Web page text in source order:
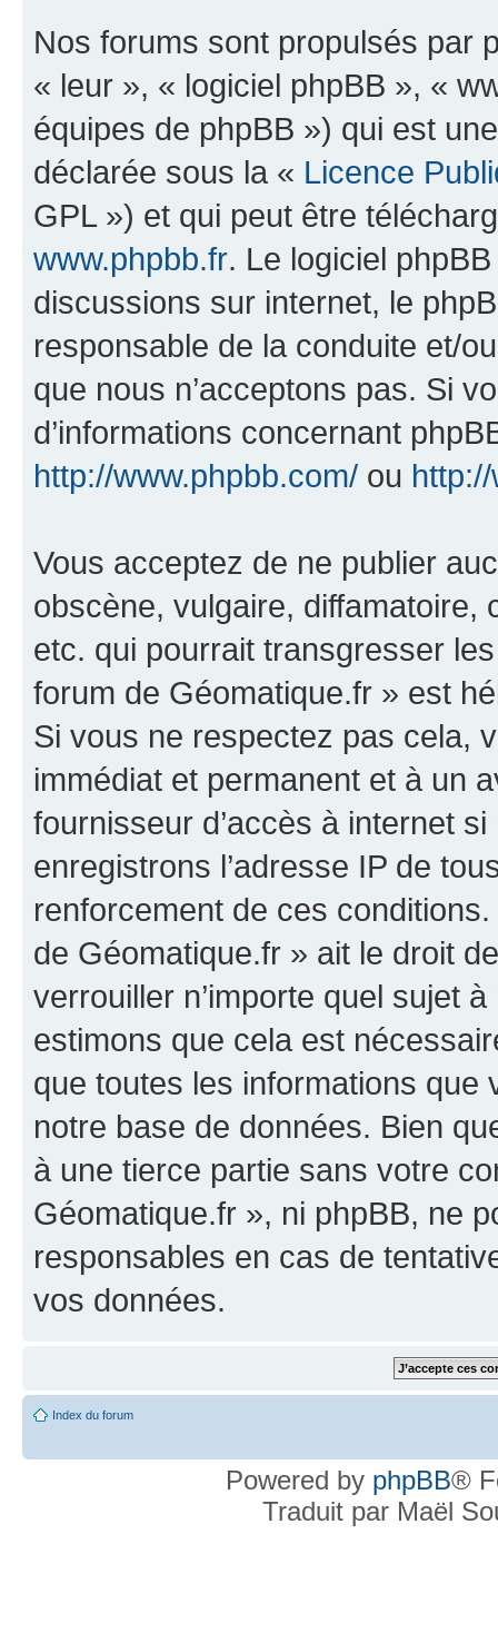
Nos forums sont propulsés par
« leur », « logiciel phpBB », «
équipes de phpBB ») qui est
déclarée sous la « Licence
GPL ») et qui peut être
www.phpbb.fr. Le logiciel
discussions sur internet, le
responsable de la conduite et/
que nous n’acceptons pas. Si
d’informations concernant
http://www.phpbb.com/ ou
Vous acceptez de ne publier
obscène, vulgaire, diffamatoire,
etc. qui pourrait transgresser
forum de Géomatique.fr » est
Si vous ne respectez pas cela,
immédiat et permanent et à un
fournisseur d’accès à internet
enregistrons l’adresse IP de
renforcement de ces
de Géomatique.fr » ait le droit
verrouiller n’importe quel sujet
estimons que cela est
que toutes les informations
notre base de données. Bien
à une tierce partie sans votre
Géomatique.fr », ni phpBB, ne
responsables en cas de
vos données.
Index du forum
Powered by phpBB®
Traduit par Maël